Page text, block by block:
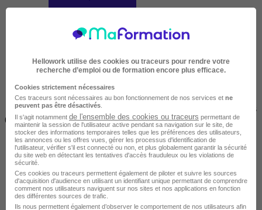
2 jours à 2 semaines
(14h à 70h)
Hellowork utilise des cookies ou traceurs pour rendre votre
recherche d’emploi ou de formation encore plus efficace.
Cookies strictement nécessaires
Ces traceurs sont nécessaires au bon fonctionnement de nos services et ne
peuvent pas être désactivés
Il s'agit notamment de l'ensemble des cookies ou traceurs permettant de
maintenir la session de l'utilisateur active pendant sa navigation sur le site, de
stocker des informations temporaires telles que les préférences des utilisateurs,
les annonces ou les offres vues, gérer les processus d'identification de
l'utilisateur, vérifier s'il est connecté ou non, et plus globalement garantir la sécurité
du site web en détectant les tentatives d'accès frauduleux ou les violations de
sécurité.
Ces cookies ou traceurs permettent également de piloter et suivre les sources
d'acquisition d'audience en utilisant un identifiant unique permettant de comprendre
comment nos utilisateurs naviguent sur nos sites et nos applications en fonction
des différentes sources de trafic.
Ils nous permettent également d’observer le comportement de nos utilisateurs afin